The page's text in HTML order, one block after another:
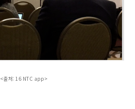
<출처: 16 NTC app>